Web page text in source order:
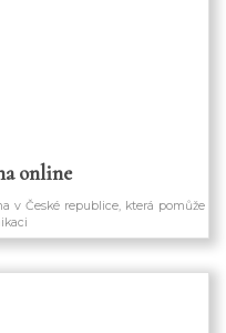
online
v České republice, která pomůže